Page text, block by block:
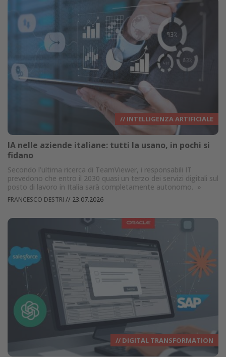
// INTELLIGENZA ARTIFICIALE
IA nelle aziende italiane: tutti la usano, in pochi si
fidano
Secondo l’ultima ricerca di TeamViewer, i responsabili IT
prevedono che entro il 2030 quasi un terzo dei servizi digitali sul
posto di lavoro in Italia sarà completamente autonomo. »
FRANCESCO DESTRI // 23.07.2026
// DIGITAL TRANSFORMATION